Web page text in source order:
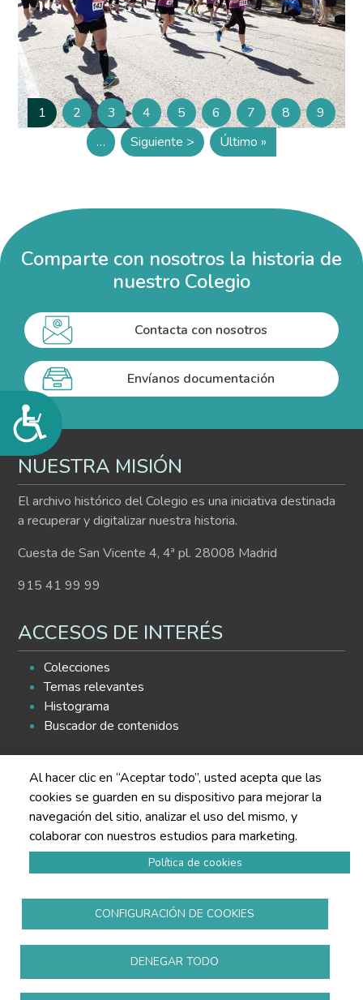
Accesibilidad
Paginación
Página
1 Página
2 Página
3 Página
4 Página
5 Página
6 Página
7 Página
8 Página
9
…
Siguiente página
Siguiente > Última página
Último »
Comparte con nosotros la historia de
nuestro Colegio
Contacta con nosotros
Envíanos documentación
NUESTRA MISIÓN
El archivo histórico del Colegio es una iniciativa destinada
a recuperar y digitalizar nuestra historia.
Cuesta de San Vicente 4, 4ª pl. 28008 Madrid
915 41 99 99
ACCESOS DE INTERÉS
Colecciones
Temas relevantes
Histograma
Buscador de contenidos
SÍGUENOS EN LAS REDES
Aviso legal
Política de cookies
Al hacer clic en “Aceptar todo”, usted acepta que las
cookies se guarden en su dispositivo para mejorar la
navegación del sitio, analizar el uso del mismo, y
colaborar con nuestros estudios para marketing.
Política de cookies
CONFIGURACIÓN DE COOKIES
DENEGAR TODO